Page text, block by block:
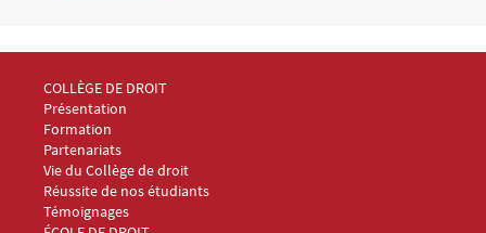
Menu Footer Collège et École de droit 1
COLLÈGE DE DROIT
Présentation
Formation
Partenariats
Vie du Collège de droit
Réussite de nos étudiants
Témoignages